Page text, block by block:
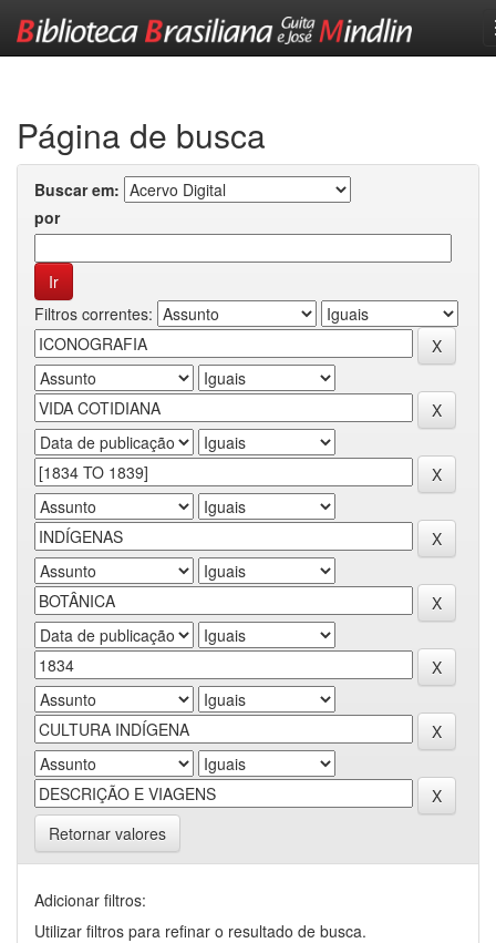
Página de busca
Buscar em:
por
Filtros correntes:
Retornar valores
Adicionar filtros:
Utilizar filtros para refinar o resultado de busca.